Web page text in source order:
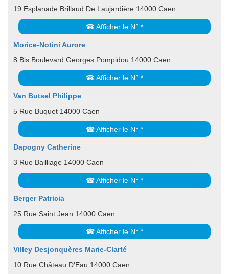
19 Esplanade Brillaud De Laujardière 14000 Caen
☎ Afficher le N° *
Morice-Notini Aurore
8 Bis Boulevard Georges Pompidou 14000 Caen
☎ Afficher le N° *
Van Butsel Philippe
5 Rue Buquet 14000 Caen
☎ Afficher le N° *
Dapogny Catherine
3 Rue Bailliage 14000 Caen
☎ Afficher le N° *
Berger Patricia
25 Rue Saint Jean 14000 Caen
☎ Afficher le N° *
Villey Desjonquères Marie-Clarté
10 Rue Château D'Eau 14000 Caen